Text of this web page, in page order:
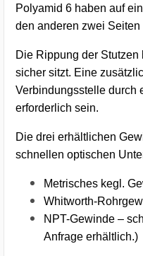
Polyamid 6 haben auf
den anderen zwei
Die Rippung der
sicher sitzt. Eine
Verbindungsstelle durch
erforderlich sein.
Die drei erhältlichen
schnellen optischen
Metrisches kegl.
Whitworth-
NPT-Gewinde –
Anfrage erhältlich.)